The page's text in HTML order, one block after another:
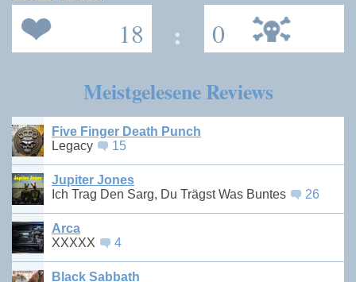
18 : 0
Meistgelesene Reviews
Five Finger Death Punch
Legacy
15
Jupiter Jones
Ich Trag Den Sarg, Du Trägst Was Buntes
26
Arca
XXXXX
4
Black Sabbath